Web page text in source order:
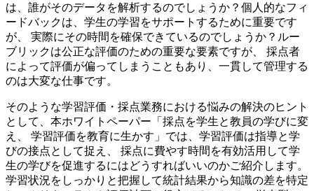
は、誰がそのデータを解析するのでしょうか？個人的なフィ
ードバックは、学生の学習をサポートするために重要です
が、 実際にその時間を確保できているのでしょうか？ルー
ブリックは公正な評価のための重要な要素ですが、 採点者
によって評価が偏ってしまうこともあり、一貫して管理する
のは大変な仕事です。
そのような学習評価・採点業務における悩みの解決のヒント
として、本ホワイトペーパー「採点を学生と教員の学びに変
え、 学習評価を教育に生かす」では、学習評価は指導と学
びの接点として捉え、 採点に費やす時間を有効活用して学
生の学びを促進するにはどうすればいいのかご紹介します。
学習状況をしっかりと把握して統計結果から知識の差を特定